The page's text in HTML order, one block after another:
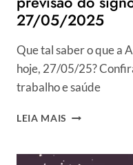
27/05/2025
Que tal saber o que a
hoje, 27/05/25?
trabalho e saúde
LEIA MAIS HORÓSCOPO
PARA